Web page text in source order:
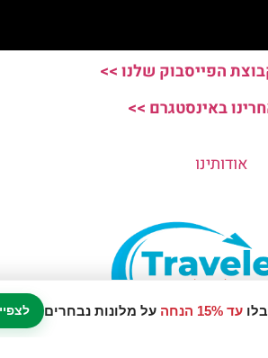
עד 15% הנחה על מלונות נבחרים
הפייסבוק שלנו >>
באינסטגרם >>
אודותינו